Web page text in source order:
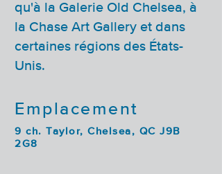
qu'à la Galerie Old Chelsea, à
la Chase Art Gallery et dans
certaines régions des États-
Unis.
Emplacement
9 ch. Taylor, Chelsea, QC J9B
2G8